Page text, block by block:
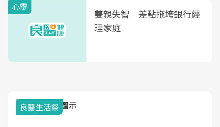
心靈
雙親失智 差點拖垮銀行經
理家庭
良醫生活祭